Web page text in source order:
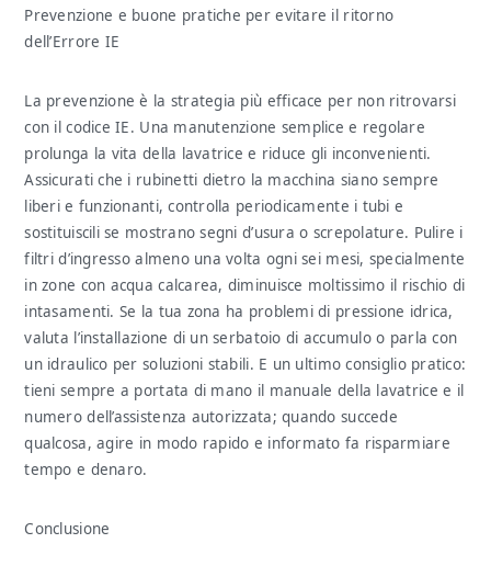
Prevenzione e buone pratiche per evitare il ritorno
dell’Errore IE
La prevenzione è la strategia più efficace per non ritrovarsi
con il codice IE. Una manutenzione semplice e regolare
prolunga la vita della lavatrice e riduce gli inconvenienti.
Assicurati che i rubinetti dietro la macchina siano sempre
liberi e funzionanti, controlla periodicamente i tubi e
sostituiscili se mostrano segni d’usura o screpolature. Pulire i
filtri d’ingresso almeno una volta ogni sei mesi, specialmente
in zone con acqua calcarea, diminuisce moltissimo il rischio di
intasamenti. Se la tua zona ha problemi di pressione idrica,
valuta l’installazione di un serbatoio di accumulo o parla con
un idraulico per soluzioni stabili. E un ultimo consiglio pratico:
tieni sempre a portata di mano il manuale della lavatrice e il
numero dell’assistenza autorizzata; quando succede
qualcosa, agire in modo rapido e informato fa risparmiare
tempo e denaro.
Conclusione